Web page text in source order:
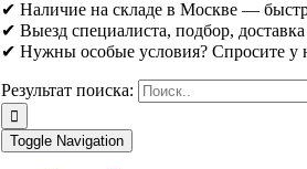
✔ Наличие на складе в Москве —
✔ Выезд специалиста, подбор,
✔ Нужны особые условия? Спросите у
Результат поиска:
Toggle Navigation